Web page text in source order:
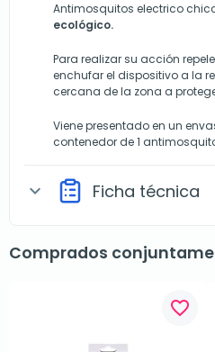
Antimosquitos electrico
ecológico.
Para realizar su acción
enchufar el dispositivo a la
cercana de la zona a
Viene presentado en un
contenedor de 1
expand_more Ficha técnica
Comprados
favorite_border